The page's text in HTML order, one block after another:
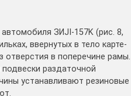
ЗИJI-157K (рис. 8,
ввернутых в тело карте­
отверстия в поперечине рамы.
раздаточной
устанавливают резиновые